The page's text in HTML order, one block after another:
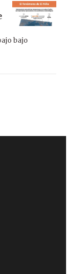
bajo